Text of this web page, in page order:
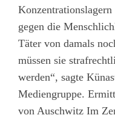
Konzentrationslagern
gegen die
Täter von damals
müssen sie
werden“, sagte
Mediengruppe.
von Auschwitz Im